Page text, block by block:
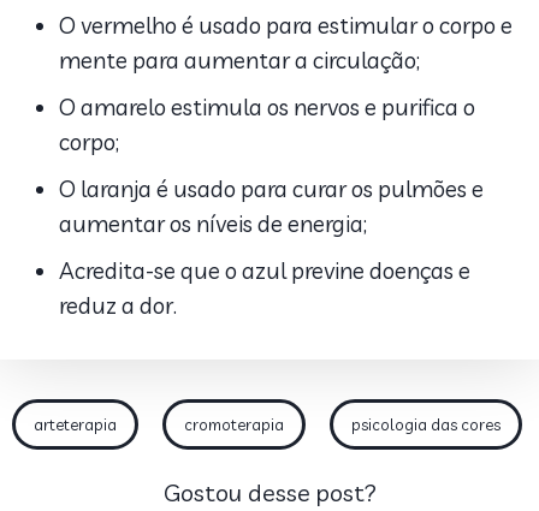
O vermelho é usado para estimular o corpo e
mente para aumentar a circulação;
O amarelo estimula os nervos e purifica o
corpo;
O laranja é usado para curar os pulmões e
aumentar os níveis de energia;
Acredita-se que o azul previne doenças e
reduz a dor.
arteterapia cromoterapia psicologia das cores
Gostou desse post?